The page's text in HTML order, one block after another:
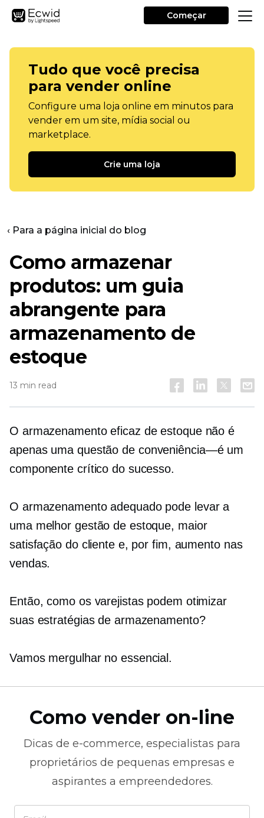
Começar
Tudo que você precisa
para vender online
Configure uma loja online em minutos para
vender em um site, mídia social ou
marketplace.
Crie uma loja
‹ Para a página inicial do blog
Como armazenar
produtos: um guia
abrangente para
armazenamento de
estoque
13 min read
O armazenamento eficaz de estoque não é
apenas uma questão de conveniência—éum
componente crítico do sucesso.
O armazenamento adequado pode levar a
uma melhor gestão de estoque, maior
satisfação do cliente e, por fim, aumento nas
vendas.
Então, como os varejistas podem otimizar
suas estratégias de armazenamento?
Vamos mergulhar no essencial.
Como vender on-line
Dicas de e-commerce, especialistas para
proprietários de pequenas empresas e
aspirantes a empreendedores.